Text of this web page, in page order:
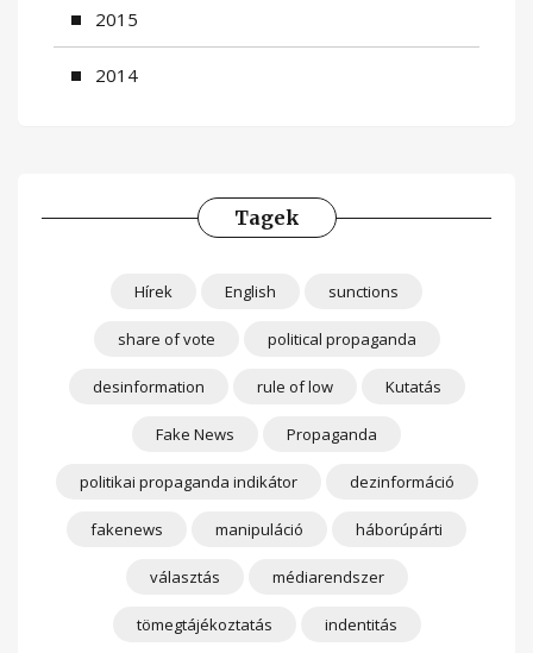
2015
2014
Tagek
Hírek English sunctions
share of vote political propaganda
desinformation rule of low Kutatás
Fake News Propaganda
politikai propaganda indikátor dezinformáció
fakenews manipuláció háborúpárti
választás médiarendszer
tömegtájékoztatás indentitás